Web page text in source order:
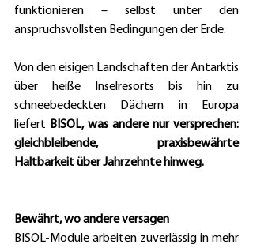
funktionieren – selbst unter den
anspruchsvollsten Bedingungen der Erde.
Von den eisigen Landschaften der Antarktis
über heiße Inselresorts bis hin zu
schneebedeckten Dächern in Europa
liefert BISOL, was andere nur versprechen:
gleichbleibende, praxisbewährte
Haltbarkeit über Jahrzehnte hinweg.
Bewährt, wo andere versagen
BISOL-Module arbeiten zuverlässig in mehr